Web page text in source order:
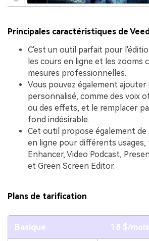
Principales caractéristiques de
C'est un outil parfait pour
les cours en ligne et les zooms
mesures professionnelles.
Vous pouvez également ajouter
personnalisé, comme des voix
ou des effets, et le remplacer
fond indésirable.
Cet outil propose également
en ligne pour différents usages,
Enhancer, Video Podcast,
et Green Screen Editor.
Plans de tarification
Basique 18 $/mois